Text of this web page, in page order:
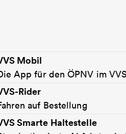
Mobil
App für den ÖPNV im
Rider
auf Bestellung
Smarte Haltestelle